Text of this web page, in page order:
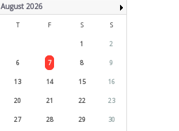
August 2026
T F S S
1 2
6 7 8 9
13 14 15 16
20 21 22 23
27 28 29 30